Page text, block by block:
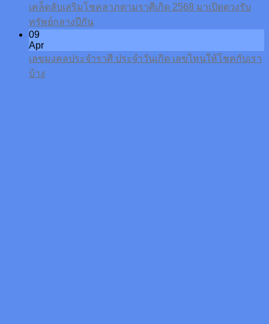
เคล็ดลับเสริมโชคลาภตามราศีเกิด 2568 มาเปิดดวงรับ
ทรัพย์กลางปีกัน
09
Apr
เลขมงคลประจำราศี ประจำวันเกิด เลขไหนให้โชคกับเรา
บ้าง